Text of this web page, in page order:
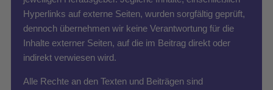
Hyperlinks auf externe Seiten, wurden sorgfältig geprüft,
dennoch übernehmen wir keine Verantwortung für die
Inhalte externer Seiten, auf die im Beitrag direkt oder
indirekt verwiesen wird.
Alle Rechte an den Texten und Beiträgen sind